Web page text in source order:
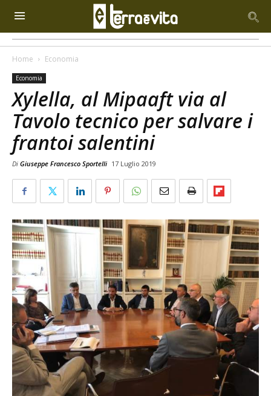
Home Economia
Economia
Xylella, al Mipaaft via al
Tavolo tecnico per salvare i
frantoi salentini
Di Giuseppe Francesco Sportelli 17 Luglio 2019